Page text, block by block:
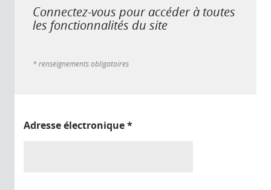
Connectez-vous pour accéder à toutes
les fonctionnalités du site
* renseignements obligatoires
Adresse électronique*